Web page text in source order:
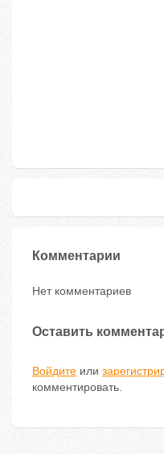
Комментарии
Нет комментариев
Оставить
Войдите или
комментировать.